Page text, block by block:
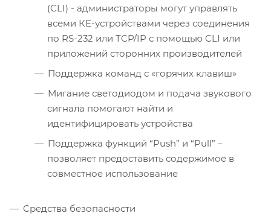
(CLI) - администраторы могут управлять
всеми КЕ-устройствами через соединения
по RS-232 или TCP/IP с помощью CLI или
приложений сторонних производителей
Поддержка команд с «горячих клавиш»
Мигание светодиодом и подача звукового
сигнала помогают найти и
идентифицировать устройства
Поддержка функций “Push” и “Pull” –
позволяет предоставить содержимое в
совместное использование
Средства безопасности